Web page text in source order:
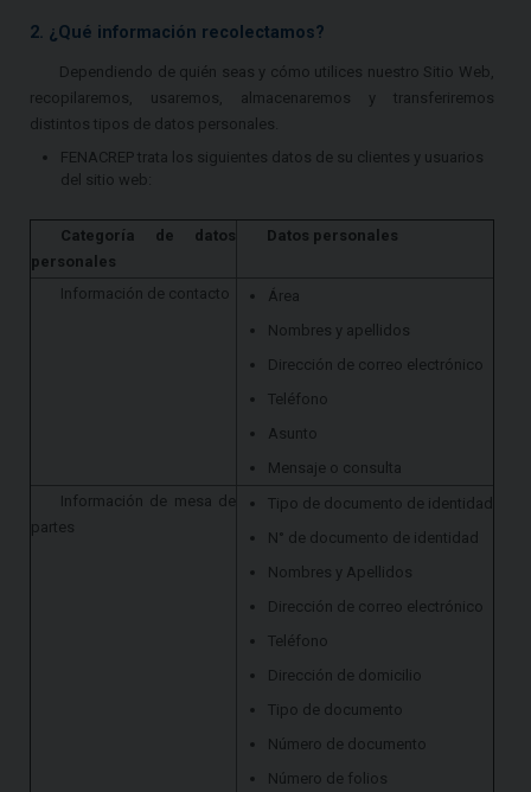
2. ¿Qué información recolectamos?
Dependiendo de quién seas y cómo utilices nuestro Sitio Web,
recopilaremos, usaremos, almacenaremos y transferiremos
distintos tipos de datos personales.
FENACREP trata los siguientes datos de su clientes y usuarios
del sitio web:
Categoría de datos
personales
Datos personales
Información de contacto
Área
Nombres y apellidos
Dirección de correo electrónico
Teléfono
Asunto
Mensaje o consulta
Información de mesa de
partes
Tipo de documento de identidad
N° de documento de identidad
Nombres y Apellidos
Dirección de correo electrónico
Teléfono
Dirección de domicilio
Tipo de documento
Número de documento
Número de folios